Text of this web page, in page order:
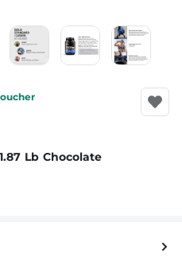
Lb Chocolate